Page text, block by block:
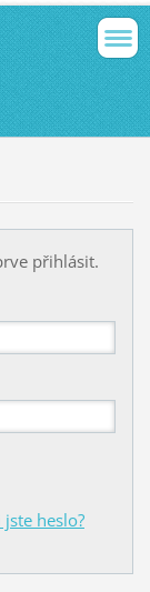
přihlásit.
heslo?